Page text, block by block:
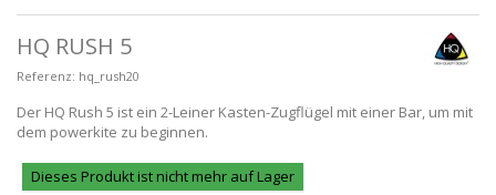
HQ RUSH 5
Referenz: hq_rush20
Der HQ Rush 5 ist ein 2-Leiner Kasten-Zugflügel mit einer Bar, um mit
dem powerkite zu beginnen.
Dieses Produkt ist nicht mehr auf Lager